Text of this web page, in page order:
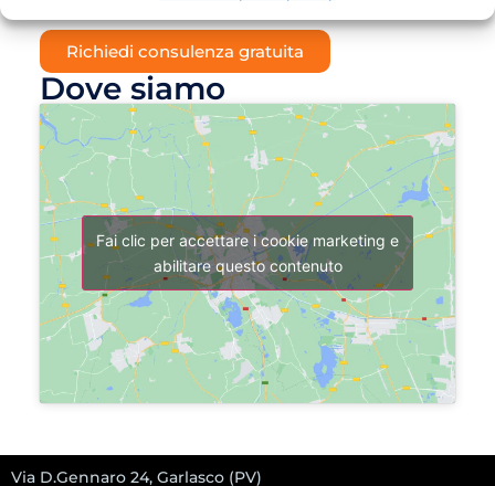
Richiedi consulenza gratuita
Dove siamo
Fai clic per accettare i cookie marketing e
abilitare questo contenuto
Via D.Gennaro 24, Garlasco (PV)